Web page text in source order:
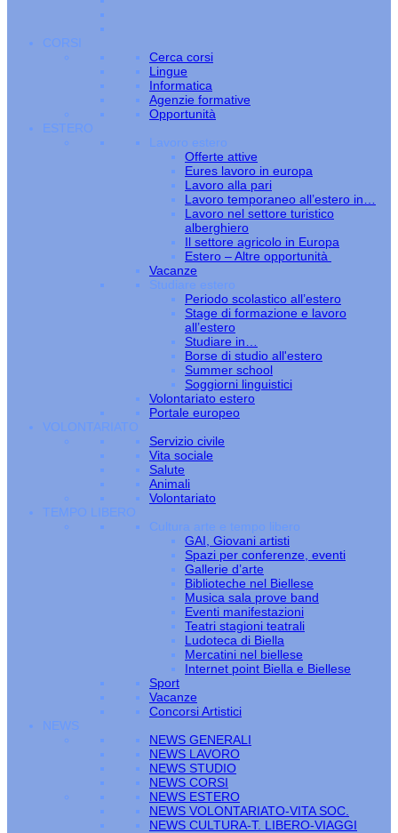
CORSI
Cerca corsi
Lingue
Informatica
Agenzie formative
Opportunità
ESTERO
Lavoro estero
Offerte attive
Eures lavoro in europa
Lavoro alla pari
Lavoro temporaneo all’estero in…
Lavoro nel settore turistico
alberghiero
Il settore agricolo in Europa
Estero – Altre opportunità
Vacanze
Studiare estero
Periodo scolastico all’estero
Stage di formazione e lavoro
all’estero
Studiare in…
Borse di studio all'estero
Summer school
Soggiorni linguistici
Volontariato estero
Portale europeo
VOLONTARIATO
Servizio civile
Vita sociale
Salute
Animali
Volontariato
TEMPO LIBERO
Cultura arte e tempo libero
GAI, Giovani artisti
Spazi per conferenze, eventi
Gallerie d’arte
Biblioteche nel Biellese
Musica sala prove band
Eventi manifestazioni
Teatri stagioni teatrali
Ludoteca di Biella
Mercatini nel biellese
Internet point Biella e Biellese
Sport
Vacanze
Concorsi Artistici
NEWS
NEWS GENERALI
NEWS LAVORO
NEWS STUDIO
NEWS CORSI
NEWS ESTERO
NEWS VOLONTARIATO-VITA SOC.
NEWS CULTURA-T. LIBERO-VIAGGI